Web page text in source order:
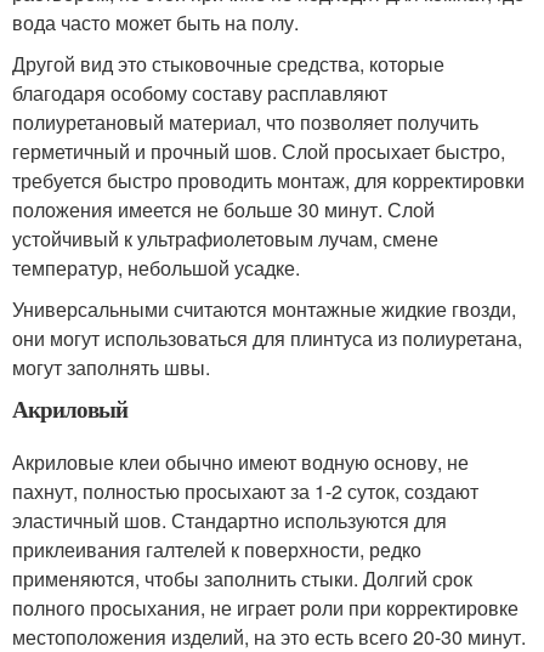
вода часто может быть на полу.
Другой вид это стыковочные средства, которые
благодаря особому составу расплавляют
полиуретановый материал, что позволяет получить
герметичный и прочный шов. Слой просыхает быстро,
требуется быстро проводить монтаж, для корректировки
положения имеется не больше 30 минут. Слой
устойчивый к ультрафиолетовым лучам, смене
температур, небольшой усадке.
Универсальными считаются монтажные жидкие гвозди,
они могут использоваться для плинтуса из полиуретана,
могут заполнять швы.
Акриловый
Акриловые клеи обычно имеют водную основу, не
пахнут, полностью просыхают за 1-2 суток, создают
эластичный шов. Стандартно используются для
приклеивания галтелей к поверхности, редко
применяются, чтобы заполнить стыки. Долгий срок
полного просыхания, не играет роли при корректировке
местоположения изделий, на это есть всего 20-30 минут.